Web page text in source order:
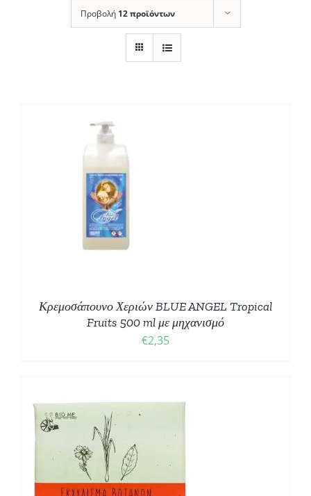
Προβολή 12 προϊόντων
Κρεμοσάπουνο Χεριών BLUE ANGEL Tropical
Fruits 500 ml με μηχανισμό
€2,35